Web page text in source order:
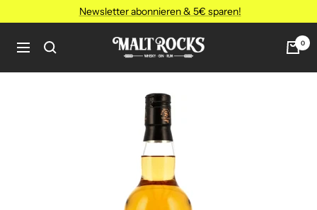
zum
Inhalt
Newsletter abonnieren & 5€ sparen!
Navigation
MALT
ROCKS
0